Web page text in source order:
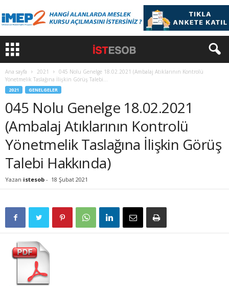
Ana sayfa 2021
045 Nolu Genelge 18.02.2021 (Ambalaj Atıklarının Kontrolü
Yönetmelik Taslağına İlişkin Görüş Talebi...
2021 GENELGELER
045 Nolu Genelge 18.02.2021
(Ambalaj Atıklarının Kontrolü
Yönetmelik Taslağına İlişkin Görüş
Talebi Hakkında)
Yazan istesob - 18 Şubat 2021